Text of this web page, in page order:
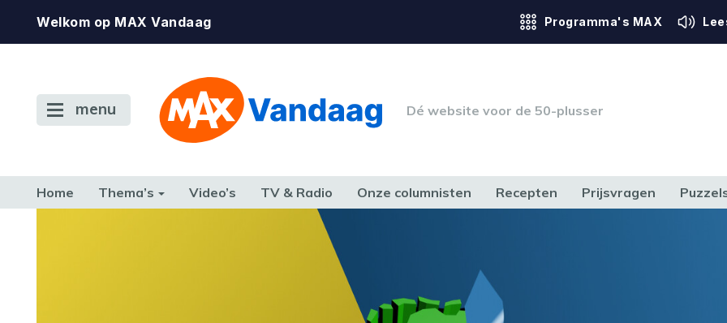
Welkom op MAX Vandaag Programma's MAX
menu Dé website voor de 50-plusser
Home Thema’s Video’s TV & Radio Onze columnisten Recepten Prijsvragen
GELD, WERK & RECHT